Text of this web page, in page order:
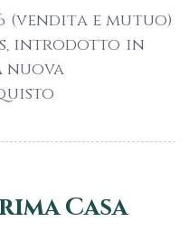
(vendita e mutuo)
introdotto in
nuova
Casa